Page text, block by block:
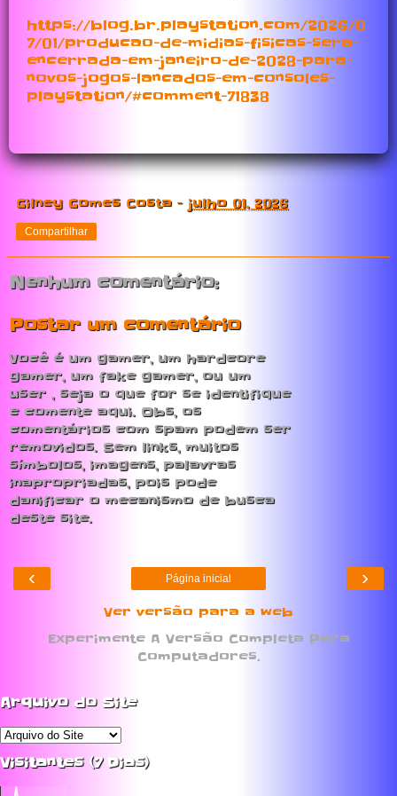
https://blog.br.playstation.com/2026/0
7/01/producao-de-midias-fisicas-sera-
encerrada-em-janeiro-de-2028-para-
novos-jogos-lancados-em-consoles-
playstation/#comment-71838
Gilney Gomes Costa - julho 01, 2026
Compartilhar
Nenhum comentário:
Postar um comentário
Você é um gamer, um hardcore
gamer, um fake gamer, ou um
user , seja o que for se identifique
e comente aqui. Obs, os
comentários com spam podem ser
removidos. Sem links, muitos
símbolos, imagens, palavras
inapropriadas, pois pode
danificar o mecanismo de busca
deste site.
‹ ›
Página inicial
Ver versão para a web
Experimente A Versão Completa Para
Computadores.
Arquivo do Site
Visitantes (7 Dias)